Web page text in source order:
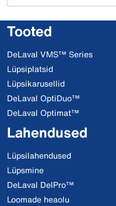
Tooted
DeLaval VMS™ Series
Lüpsiplatsid
Lüpsikarusellid
DeLaval OptiDuo™
DeLaval Optimat™
Lahendused
Lüpsilahendused
Lüpsmine
DeLaval DelPro™
Loomade heaolu